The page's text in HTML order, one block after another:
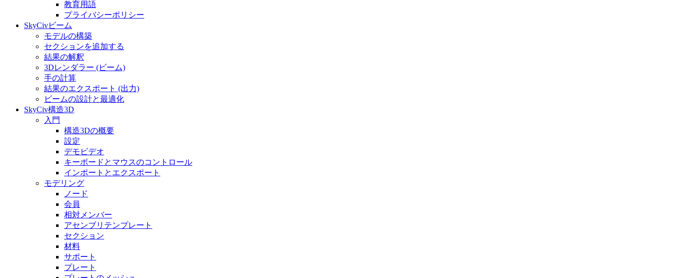
教育用語
プライバシーポリシー
SkyCivビーム
モデルの構築
セクションを追加する
結果の解釈
3Dレンダラー (ビーム)
手の計算
結果のエクスポート (出力)
ビームの設計と最適化
SkyCiv構造3D
入門
構造3Dの概要
設定
デモビデオ
キーボードとマウスのコントロール
インポートとエクスポート
モデリング
ノード
会員
相対メンバー
アセンブリテンプレート
セクション
材料
サポート
プレート